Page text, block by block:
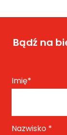
Bądź na
Imię*
Nazwisko *